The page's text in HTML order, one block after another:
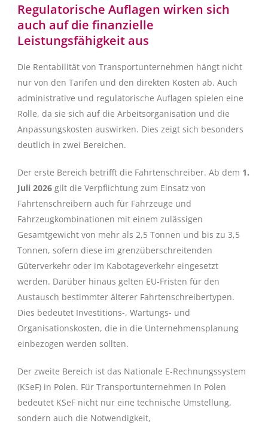
Regulatorische Auflagen wirken sich
auch auf die finanzielle
Leistungsfähigkeit aus
Die Rentabilität von Transportunternehmen hängt nicht
nur von den Tarifen und den direkten Kosten ab. Auch
administrative und regulatorische Auflagen spielen eine
Rolle, da sie sich auf die Arbeitsorganisation und die
Anpassungskosten auswirken. Dies zeigt sich besonders
deutlich in zwei Bereichen.
Der erste Bereich betrifft die Fahrtenschreiber. Ab dem 1.
Juli 2026 gilt die Verpflichtung zum Einsatz von
Fahrtenschreibern auch für Fahrzeuge und
Fahrzeugkombinationen mit einem zulässigen
Gesamtgewicht von mehr als 2,5 Tonnen und bis zu 3,5
Tonnen, sofern diese im grenzüberschreitenden
Güterverkehr oder im Kabotageverkehr eingesetzt
werden. Darüber hinaus gelten EU-Fristen für den
Austausch bestimmter älterer Fahrtenschreibertypen.
Dies bedeutet Investitions-, Wartungs- und
Organisationskosten, die in die Unternehmensplanung
einbezogen werden sollten.
Der zweite Bereich ist das Nationale E-Rechnungssystem
(KSeF) in Polen. Für Transportunternehmen in Polen
bedeutet KSeF nicht nur eine technische Umstellung,
sondern auch die Notwendigkeit,